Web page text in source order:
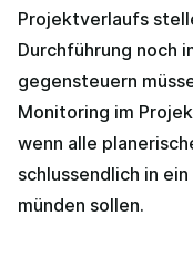
Projektverlaufs
Durchführung noch
gegensteuern
Monitoring im
wenn alle
schlussendlich in
münden sollen.